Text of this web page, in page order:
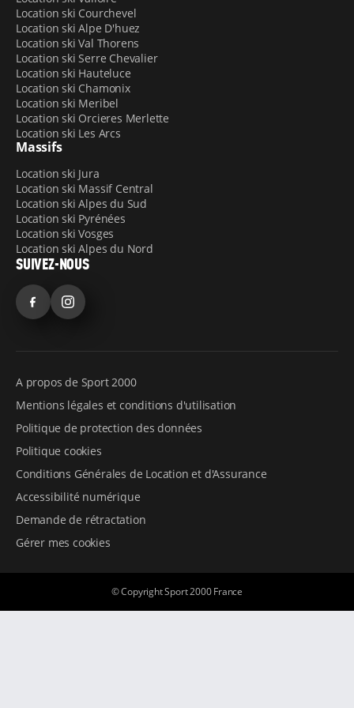
également d’un bureau juste à côté du magasin.
Louer votre matériel chez Jacky Sport est donc sans
aucun doute pratique, d’autant que nous sommes
ouverts en continu de 9h00 à 19h00
la saison. Si vous arrivez la veille de votre premier jour
de ski, nous vous laissons par ailleurs la possibilité de
récupérer le matériel loué dès 13h00
Location ski Courchevel
Location ski Alpe D'huez
Location ski Val Thorens
Location ski Serre Chevalier
Location ski Hauteluce
Location ski Chamonix
Location ski Meribel
Location ski Orcieres Merlette
Location ski Les Arcs
Massifs
Location ski Jura
Location ski Massif Central
Location ski Alpes du Sud
Location ski Pyrénées
Location ski Vosges
Location ski Alpes du Nord
SUIVEZ-NOUS
FacebookInstagram
A propos de Sport 2000
Mentions légales et conditions d'utilisation
Politique de protection des données
Politique cookies
Conditions Générales de Location et d'Assurance
Accessibilité numérique
Demande de rétractation
Gérer mes cookies
© Copyright Sport 2000 France